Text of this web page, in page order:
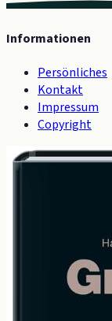
Informationen
Persönliches
Kontakt
Impressum
Copyright